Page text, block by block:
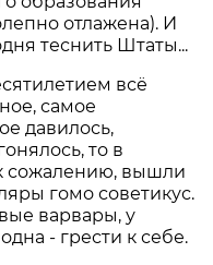
отлажена). И
теснить Штаты...
всё
самое
давилось,
то в
сожалению, вышли
гомо советикус.
варвары, у
- грести к себе.